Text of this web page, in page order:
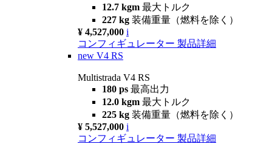
12.7 kgm 最大トルク
227 kg 装備重量（燃料を除く）
¥ 4,527,000 i
コンフィギュレーター 製品詳細
new V4 RS
Multistrada V4 RS
180 ps 最高出力
12.0 kgm 最大トルク
225 kg 装備重量（燃料を除く）
¥ 5,527,000 i
コンフィギュレーター 製品詳細